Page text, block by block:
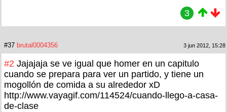
3
#37 brutal0004356 3 jun 2012, 15:28
#2 Jajajaja se ve igual que homer en un capitulo
cuando se prepara para ver un partido, y tiene un
mogollón de comida a su alrededor xD
http://www.vayagif.com/114524/cuando-llego-a-casa-
de-clase